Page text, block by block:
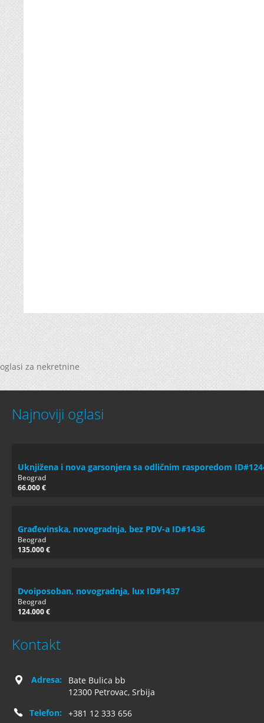
oglasi za nekretnine
Najnoviji oglasi
Uknjižena i nova garsonjera sa odličnim rasporedom
Beograd
66.000 €
Građevinska, novogradnja, bez PDV-a ID#1436
Beograd
135.000 €
Dvoiposoban, novogradnja, lux ID#1437
Beograd
124.000 €
Kontakt
Adresa:
Bate Bulica bb
12300 Petrovac, Srbija
Telefon:
+381 12 333 656